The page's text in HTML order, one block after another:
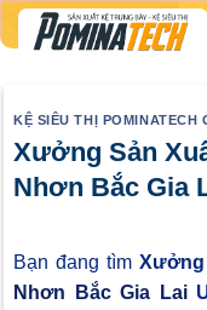
Skip
to
KỆ SIÊU THỊ POMINATECH
Xưởng Sản
Nhơn Bắc Gia
Bạn đang tìm Xưởng
Nhơn Bắc Gia Lai